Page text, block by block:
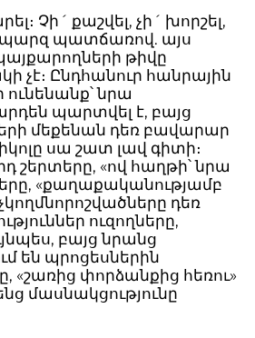
Չի´ քաշվել, չի´ խորշել,
պարզ պատճառով. այս
թիվը
չէ։ Ընդհանուր հանրային
նրա
պարտվել է, բայց
մեքենան դեռ բավարար
սա շատ լավ գիտի։
շերտերը, «ով հաղթի՝ նրա
«քաղաքականությամբ
դեռ
ուզողները,
բայց նրանց
են պրոցեսներին
«շառից փորձանքից հեռու»
մասնակցությունը